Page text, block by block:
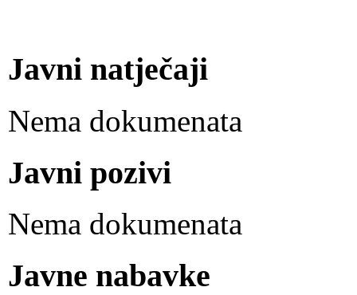
Javni natječaji
Nema dokumenata
Javni pozivi
Nema dokumenata
Javne nabavke